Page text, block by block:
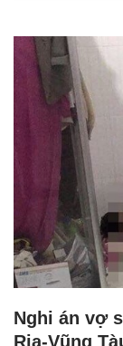
Nghi án vợ
Rịa-Vũng